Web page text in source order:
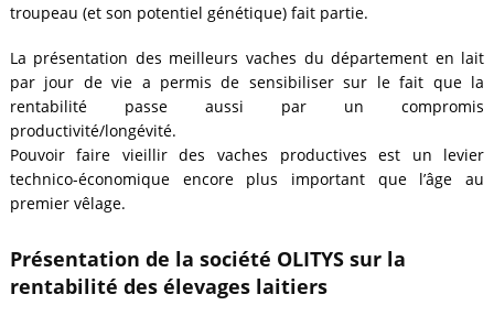
troupeau (et son potentiel génétique) fait partie.
La présentation des meilleurs vaches du département en lait
par jour de vie a permis de sensibiliser sur le fait que la
rentabilité passe aussi par un compromis
productivité/longévité.
Pouvoir faire vieillir des vaches productives est un levier
technico-économique encore plus important que l’âge au
premier vêlage.
Présentation de la société OLITYS sur la
rentabilité des élevages laitiers